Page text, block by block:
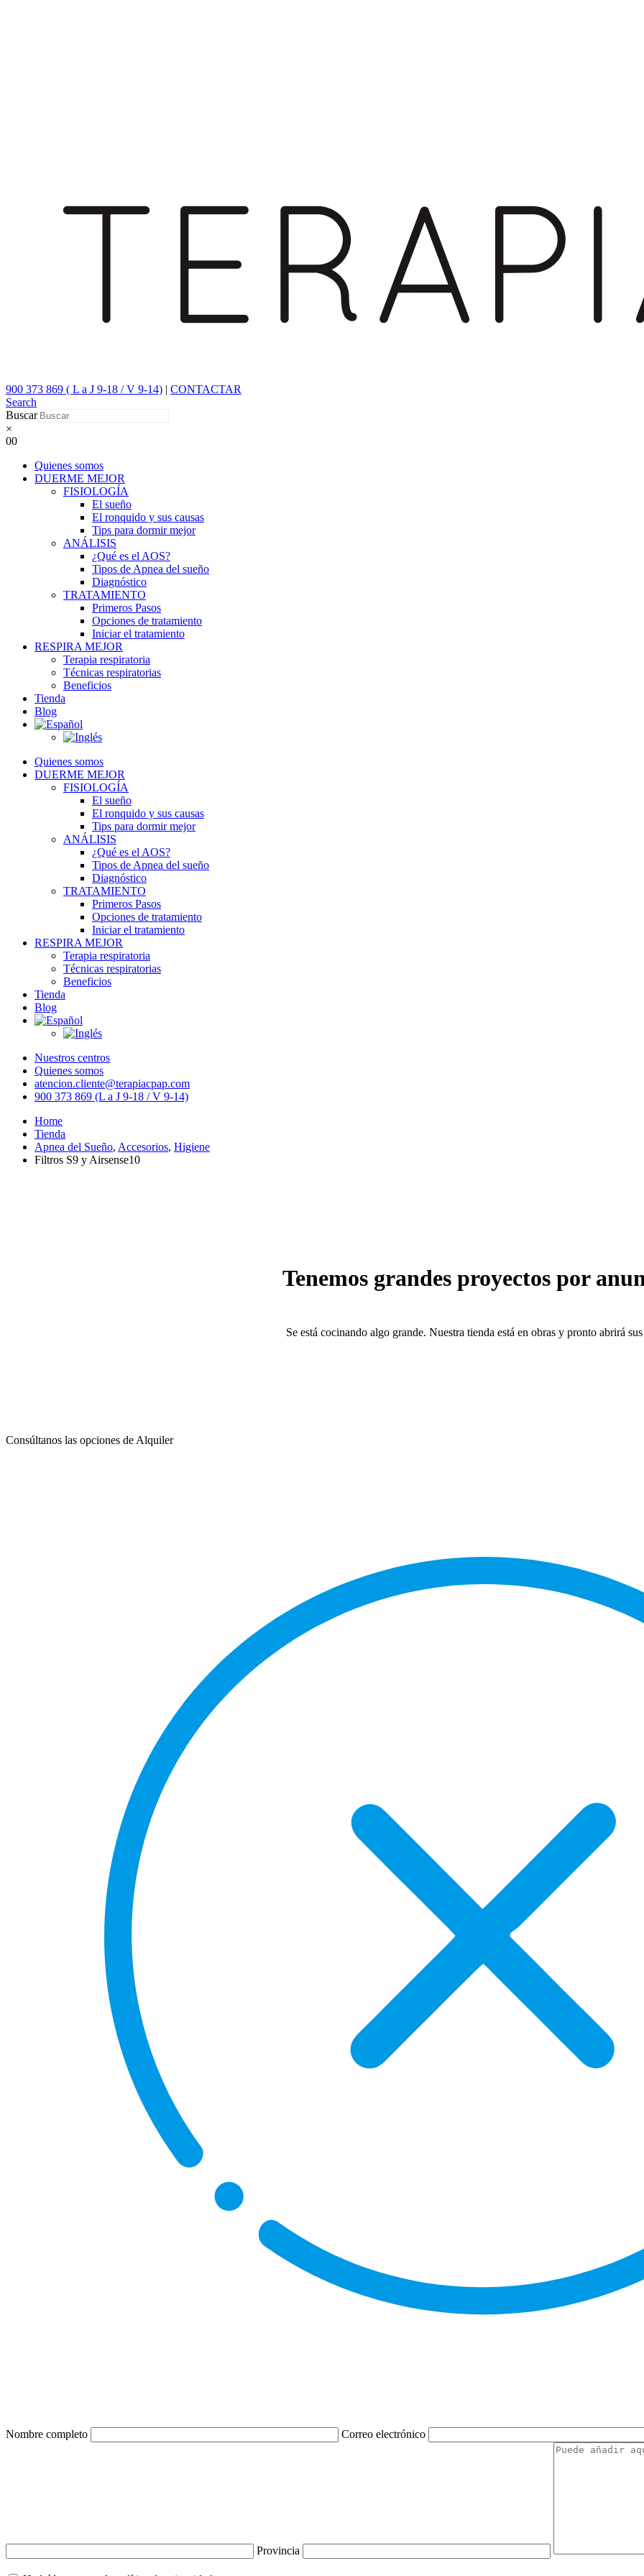
900 373 869 ( L a J 9-18 / V 9-14) | CONTACTAR
Search
Buscar
×
00
Quienes somos
DUERME MEJOR
FISIOLOGÍA
El sueño
El ronquido y sus causas
Tips para dormir mejor
ANÁLISIS
¿Qué es el AOS?
Tipos de Apnea del sueño
Diagnóstico
TRATAMIENTO
Primeros Pasos
Opciones de tratamiento
Iniciar el tratamiento
RESPIRA MEJOR
Terapia respiratoria
Técnicas respiratorias
Beneficios
Tienda
Blog
Quienes somos
DUERME MEJOR
FISIOLOGÍA
El sueño
El ronquido y sus causas
Tips para dormir mejor
ANÁLISIS
¿Qué es el AOS?
Tipos de Apnea del sueño
Diagnóstico
TRATAMIENTO
Primeros Pasos
Opciones de tratamiento
Iniciar el tratamiento
RESPIRA MEJOR
Terapia respiratoria
Técnicas respiratorias
Beneficios
Tienda
Blog
Nuestros centros
Quienes somos
atencion.cliente@terapiacpap.com
900 373 869 (L a J 9-18 / V 9-14)
Home
Tienda
Apnea del Sueño, Accesorios, Higiene
Filtros S9 y Airsense10
Tenemos grandes proyectos por
Se está cocinando algo grande. Nuestra tienda está en obras y pronto abrirá
Consúltanos las opciones de Alquiler
Nombre completo Correo electrónico
Provincia